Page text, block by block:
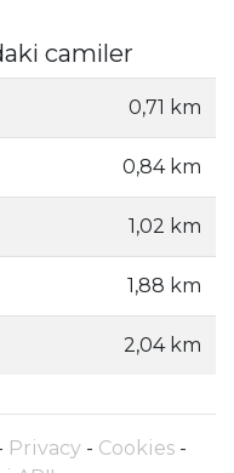
camiler
0,71 km
0,84 km
1,02 km
1,88 km
2,04 km
Privacy- Cookies-